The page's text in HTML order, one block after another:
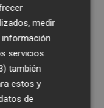
XXI", ha
al PP que
con este
rechace
ha
medir
información
servicios.
también
estos y
de